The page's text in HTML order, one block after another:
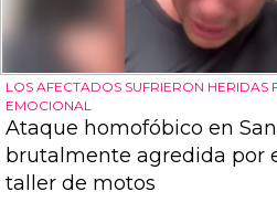
LOS AFECTADOS SUFRIERON HERIDAS
EMOCIONAL
Ataque homofóbico en
brutalmente agredida por
taller de motos